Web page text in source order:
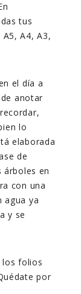
tus
A4, A3,
el día a
anotar
lo
elaborada
de
árboles en
con una
agua ya
y se
los folios
por